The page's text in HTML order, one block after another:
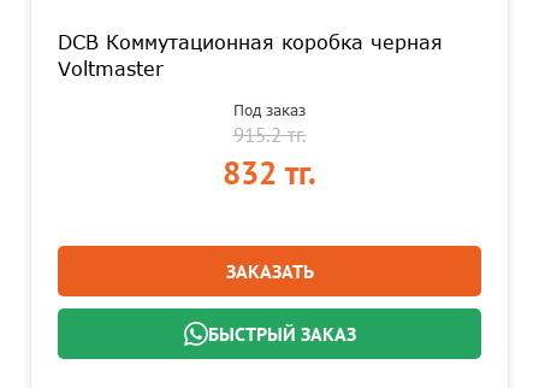
DCB Коммутационная коробка черная
Voltmaster
Под заказ
915.2 тг.
832 тг.
ЗАКАЗАТЬ
БЫСТРЫЙ ЗАКАЗ